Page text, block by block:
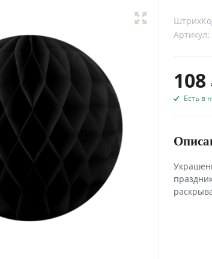
Артикул:
108
Есть в